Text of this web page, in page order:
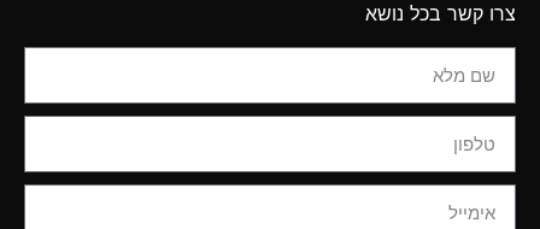
צרו קשר בכל נושא